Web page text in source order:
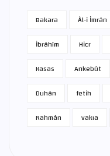
Bakara Âl-i İmrân
İbrâhîm
Hicr
Kasas
Ankebût
Duhân
fetih
Rahmân
vakıa